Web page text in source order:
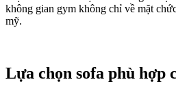
không gian gym không chỉ về mặt
mỹ.
Lựa chọn sofa phù hợp